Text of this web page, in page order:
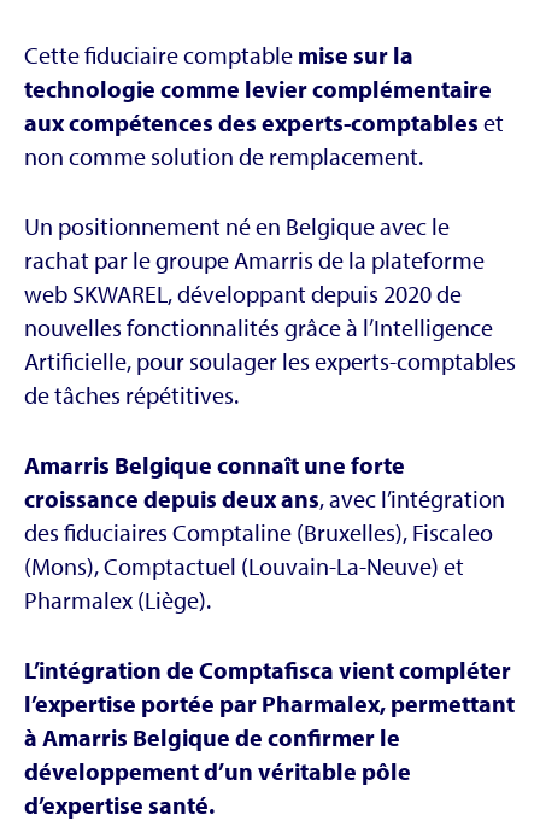
Cette fiduciaire comptable mise sur la
technologie comme levier complémentaire
aux compétences des experts-comptables et
non comme solution de remplacement.
Un positionnement né en Belgique avec le
rachat par le groupe Amarris de la plateforme
web SKWAREL, développant depuis 2020 de
nouvelles fonctionnalités grâce à l’Intelligence
Artificielle, pour soulager les experts-comptables
de tâches répétitives.
Amarris Belgique connaît une forte
croissance depuis deux ans, avec l’intégration
des fiduciaires Comptaline (Bruxelles), Fiscaleo
(Mons), Comptactuel (Louvain-La-Neuve) et
Pharmalex (Liège).
L’intégration de Comptafisca vient compléter
l’expertise portée par Pharmalex, permettant
à Amarris Belgique de confirmer le
développement d’un véritable pôle
d’expertise santé.